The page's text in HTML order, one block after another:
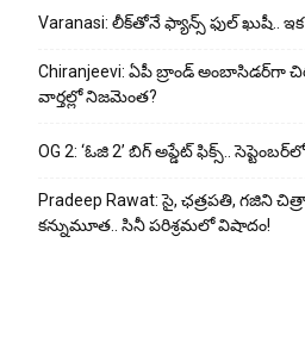
Varanasi: లీక్‌తోనే ఫ్యాన్స్ ఫుల్ ఖుషీ..
Chiranjeevi: ఏపీ బ్రాండ్ అంబాసిడర్‌గా
వార్తల్లో నిజమెంత?
OG 2: ‘ఓజి 2’ బిగ్ అప్డేట్ ఫిక్స్..
Pradeep Rawat: సై, ఛత్రపతి, గజిని
కన్నుమూత.. సినీ పరిశ్రమలో విషాదం!